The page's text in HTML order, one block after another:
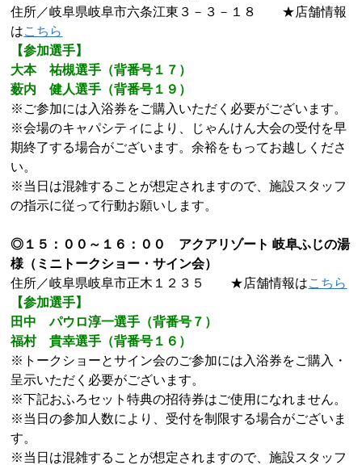
住所／岐阜県岐阜市六条江東３－３－１８ ★店舗情報
はこちら
【参加選手】
大本 祐槻選手（背番号１７）
薮内 健人選手（背番号１９）
※ご参加には入浴券をご購入いただく必要がございます。
※会場のキャパシティにより、じゃんけん大会の受付を早
期終了する場合がございます。余裕をもってお越しくださ
い。
※当日は混雑することが想定されますので、施設スタッフ
の指示に従って行動お願いします。
◎１５：００～１６：００ アクアリゾート 岐阜ふじの湯
様（ミニトークショー・サイン会）
住所／岐阜県岐阜市正木１２３５ ★店舗情報はこちら
【参加選手】
田中 パウロ淳一選手（背番号７）
福村 貴幸選手（背番号１６）
※トークショーとサイン会のご参加には入浴券をご購入・
呈示いただく必要がございます。
※下記おふろセット特典の招待券はご使用になれません。
※当日の参加人数により、受付を制限する場合がございま
す。
※当日は混雑することが想定されますので、施設スタッフ